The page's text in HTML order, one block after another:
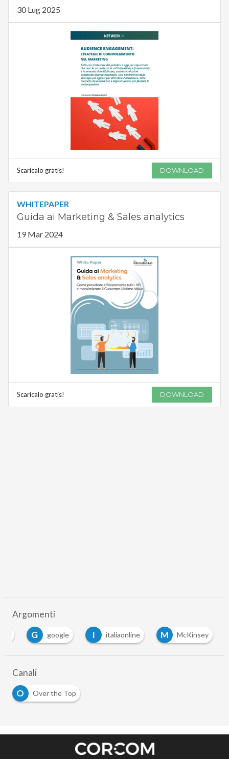
30 Lug 2025
Scaricalo gratis! DOWNLOAD
WHITEPAPER
Guida ai Marketing & Sales analytics
19 Mar 2024
Scaricalo gratis! DOWNLOAD
Argomenti
G google I italiaonline M McKinsey
Canali
O
Over the Top